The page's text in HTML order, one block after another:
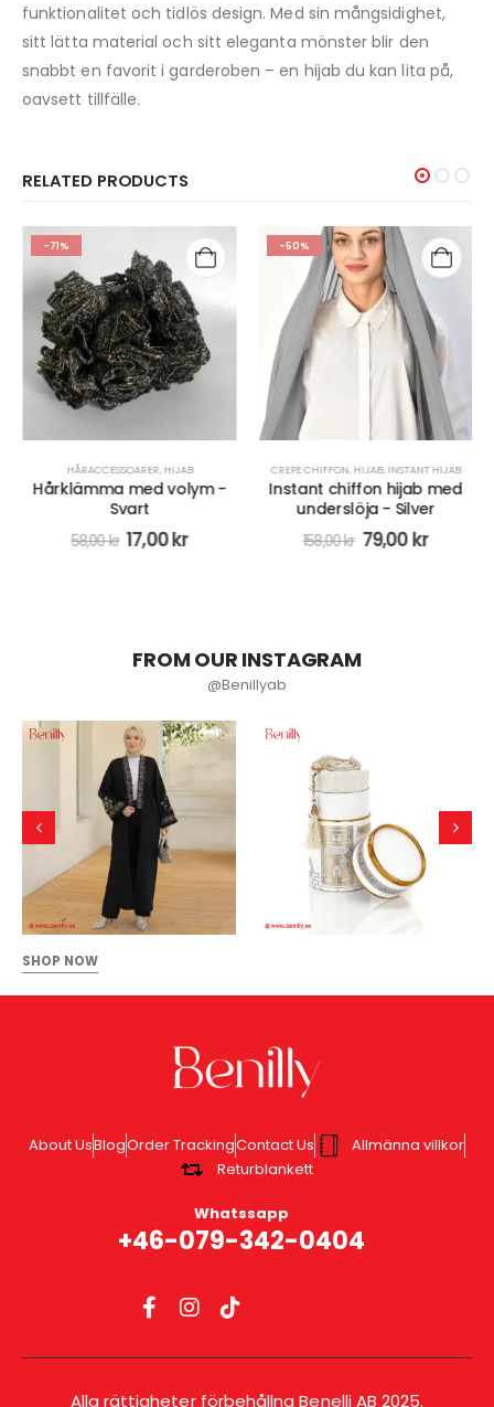
funktionalitet och tidlös design. Med sin mångsidighet,
sitt lätta material och sitt eleganta mönster blir den
snabbt en favorit i garderoben – en hijab du kan lita på,
oavsett tillfälle.
RELATED PRODUCTS
-71%
HÅRACCESSOARER, HIJAB
Hårklämma med volym -
Svart
58,00kr 17,00kr
-50%
CREPE CHIFFON, HIJAB, INSTANT HIJAB
Instant chiffon hijab med
underslöja - Silver
158,00kr 79,00kr
FROM OUR INSTAGRAM
@Benillyab
SHOP NOW
About UsBlogOrder TrackingContact Us
Allmänna villkor
Returblankett
Whatssapp
+46-079-342-0404
Alla rättigheter förbehållna Benelli AB 2025.